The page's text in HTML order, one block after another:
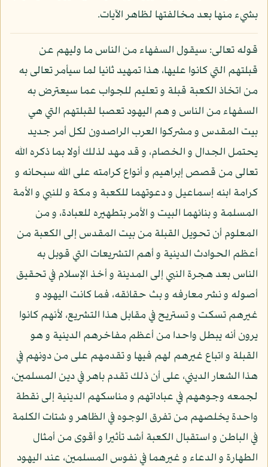
بشيء منها بعد مخالفتها لظاهر الآيات.
قوله تعالى: سيقول السفهاء من الناس ما وليهم عن
قبلتهم التي كانوا عليها، هذا تمهيد ثانيا لما سيأمر تعالى به
من اتخاذ الكعبة قبلة و تعليم للجواب عما سيعترض به
السفهاء من الناس و هم اليهود تعصبا لقبلتهم التي هي
بيت المقدس و مشركوا العرب الراصدون لكل أمر جديد
يحتمل الجدال و الخصام، و قد مهد لذلك أولا بما ذكره الله
تعالى من قصص إبراهيم و أنواع كرامته على الله سبحانه و
كرامة ابنه إسماعيل و دعوتهما للكعبة و مكة و للنبي و الأمة
المسلمة و بنائهما البيت و الأمر بتطهيره للعبادة، و من
المعلوم أن تحويل القبلة من بيت المقدس إلى الكعبة من
أعظم الحوادث الدينية و أهم التشريعات التي قوبل به
الناس بعد هجرة النبي إلى المدينة و أخذ الإسلام في تحقيق
أصوله و نشر معارفه و بث حقائقه، فما كانت اليهود و
غيرهم تسكت و تستريح في مقابل هذا التشريع، لأنهم كانوا
يرون أنه يبطل واحدا من أعظم مفاخرهم الدينية و هو
القبلة و اتباع غيرهم لهم فيها و تقدمهم على من دونهم في
هذا الشعار الديني، على أن ذلك تقدم باهر في دين المسلمين،
لجمعه وجوههم في عباداتهم و مناسكهم الدينية إلى نقطة
واحدة يخلصهم من تفرق الوجوه في الظاهر و شتات الكلمة
في الباطن و استقبال الكعبة أشد تأثيرا و أقوى من أمثال
الطهارة و الدعاء و غيرهما في نفوس المسلمين، عند اليهود